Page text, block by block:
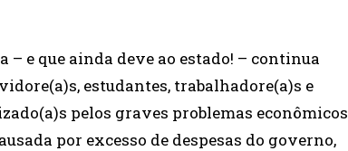
– e que ainda deve ao estado! – continua
estudantes, trabalhadore(a)s e
pelos graves problemas econômicos
por excesso de despesas do governo,